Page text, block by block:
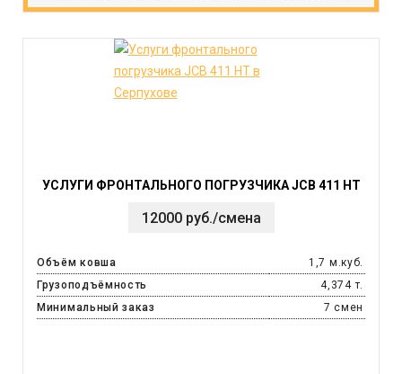
УСЛУГИ ФРОНТАЛЬНОГО ПОГРУЗЧИКА JCB 411 HT
12000 руб./смена
Объём ковша
1,7 м.куб.
Грузоподъёмность
4,374 т.
Минимальный заказ
7 смен